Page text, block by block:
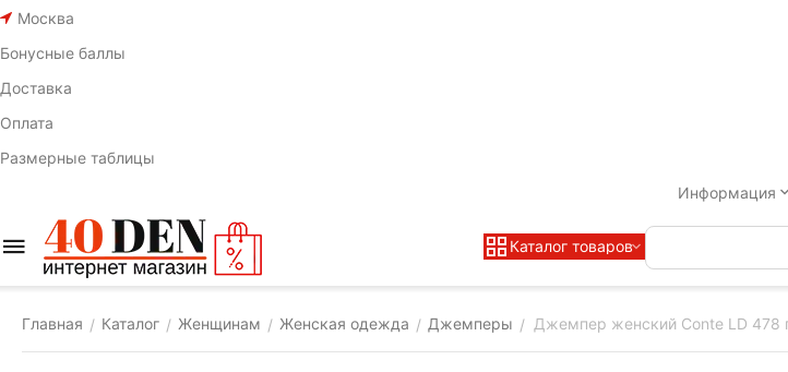
Москва
Бонусные баллы
Доставка
Оплата
Размерные таблицы
Информация
Каталог товаров
Главная / Каталог / Женщинам / Женская одежда / Джемперы / Джемпер женский Conte LD 478